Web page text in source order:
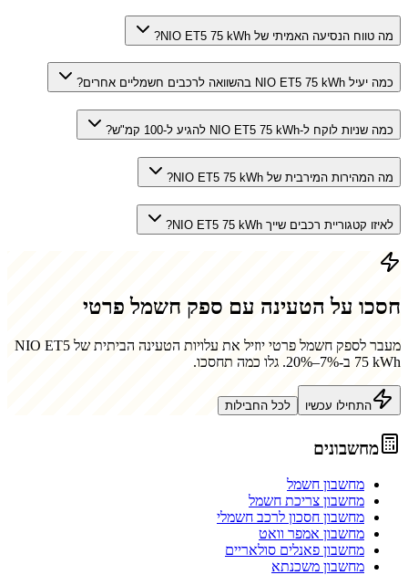
מה טווח הנסיעה האמיתי של NIO ET5 75 kWh?
כמה יעיל NIO ET5 75 kWh בהשוואה לרכבים חשמליים אחרים?
כמה שניות לוקח ל-NIO ET5 75 kWh להגיע ל-100 קמ"ש?
מה המהירות המירבית של NIO ET5 75 kWh?
לאיזו קטגוריית רכבים שייך NIO ET5 75 kWh?
חסכו על הטעינה עם ספק חשמל פרטי
מעבר לספק חשמל פרטי יוזיל את עלויות הטעינה הביתית של NIO ET5
75 kWh ב-7%–20%. גלו כמה תחסכו.
התחילו עכשיו לכל החבילות
מחשבונים
מחשבון חשמל
מחשבון צריכת חשמל
מחשבון חסכון לרכב חשמלי
מחשבון אמפר וואט
מחשבון פאנלים סולאריים
מחשבון משכנתא